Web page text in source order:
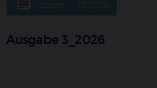
Ausgabe 3_2026